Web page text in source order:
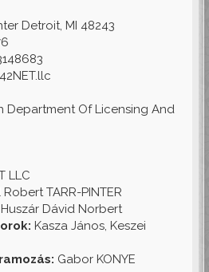
Detroit, MI 48243
Department Of Licensing And
LLC
TARR-PINTER
Huszár Dávid Norbert
Kasza János, Keszei
Gabor KONYE